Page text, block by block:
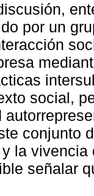
por un
social,
conjunto
la
señalar